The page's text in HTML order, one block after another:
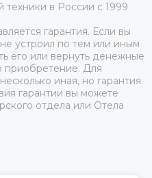
в России с 1999
гарантия. Если вы
устроил по тем или иным
его или вернуть денежные
приобретение. Для
иная, но гарантия
гарантии вы можете
отдела или Отела